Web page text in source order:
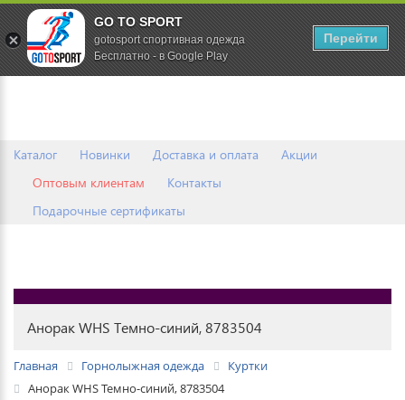
Каталог Новинки Доставка и оплата
Акции
Оптовым клиентам
Контакты
Подарочные сертификаты
0
Анорак WHS Темно-синий, 8783504
Главная Горнолыжная одежда
Куртки
Анорак WHS Темно-синий, 8783504
GO TO SPORT
gotosport спортивная одежда
Бесплатно - в Google Play
Перейти